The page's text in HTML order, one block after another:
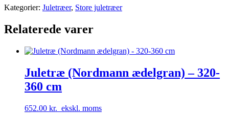
Kategorier: Juletræer, Store juletræer
Relaterede varer
Juletræ (Nordmann ædelgran) – 320-
360 cm
652.00 kr. ekskl. moms